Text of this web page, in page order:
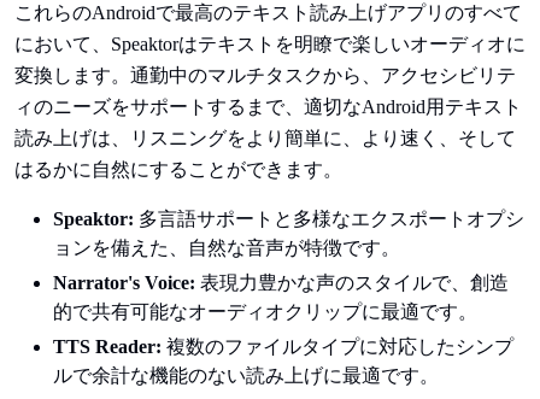
これらのAndroidで最高のテキスト読み上げアプリのすべて
において、Speaktorはテキストを明瞭で楽しいオーディオに
変換します。通勤中のマルチタスクから、アクセシビリテ
ィのニーズをサポートするまで、適切なAndroid用テキスト
読み上げは、リスニングをより簡単に、より速く、そして
はるかに自然にすることができます。
Speaktor: 多言語サポートと多様なエクスポートオプシ
ョンを備えた、自然な音声が特徴です。
Narrator's Voice: 表現力豊かな声のスタイルで、創造
的で共有可能なオーディオクリップに最適です。
TTS Reader: 複数のファイルタイプに対応したシンプ
ルで余計な機能のない読み上げに最適です。